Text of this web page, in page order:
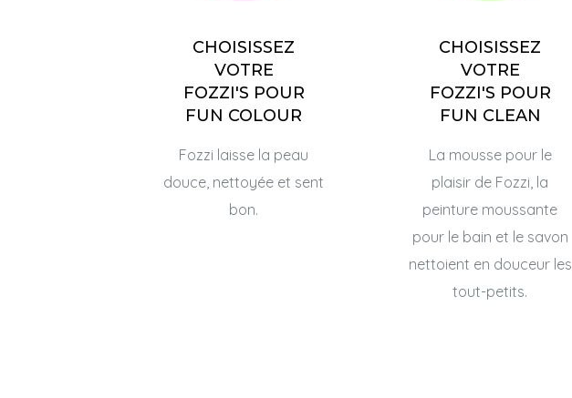
CHOISISSEZ
VOTRE
FOZZI'S POUR
FUN COLOUR
Fozzi laisse la peau
douce, nettoyée et sent
bon.
CHOISISSEZ
VOTRE
FOZZI'S POUR
FUN CLEAN
La mousse pour le
plaisir de Fozzi, la
peinture moussante
pour le bain et le savon
nettoient en douceur les
tout-petits.